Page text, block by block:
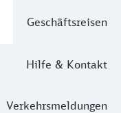
Geschäftsreisen
Hilfe & Kontakt
Verkehrsmeldungen